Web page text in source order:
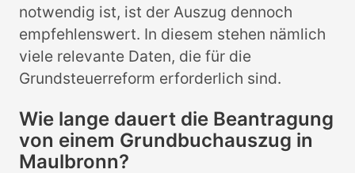
notwendig ist, ist der Auszug dennoch
empfehlenswert. In diesem stehen nämlich
viele relevante Daten, die für die
Grundsteuerreform erforderlich sind.
Wie lange dauert die Beantragung
von einem Grundbuchauszug in
Maulbronn?